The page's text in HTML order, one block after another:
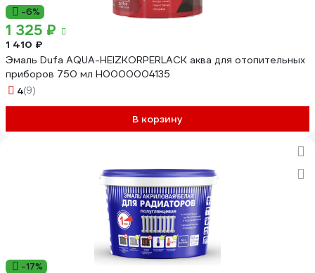
-6%
1 325 ₽
1 410 ₽
Эмаль Dufa AQUA-HEIZKORPERLACK аква для отопительных
приборов 750 мл Н0000004135
4(9)
В корзину
-17%